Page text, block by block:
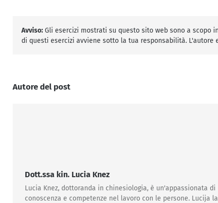
Avviso: Gli esercizi mostrati su questo sito web sono a scopo
di questi esercizi avviene sotto la tua responsabilità.
Autore del post
Dott.ssa kin. Lucia Knez
Lucia Knez, dottoranda in chinesiologia, è un'appassionata
conoscenza e competenze nel lavoro con le persone.